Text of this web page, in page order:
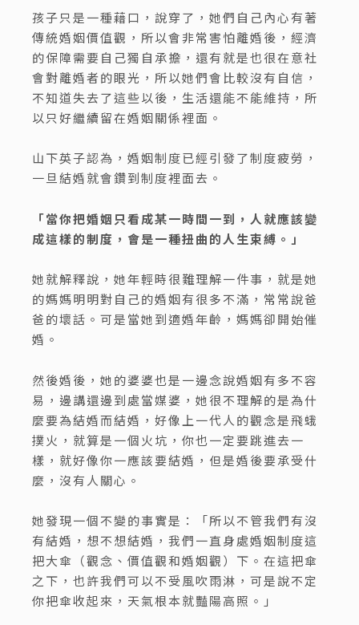
孩子只是一種藉口，說穿了，她們自己內心有著
傳統婚姻價值觀，所以會非常害怕離婚後，經濟
的保障需要自己獨自承擔，還有就是也很在意社
會對離婚者的眼光，所以她們會比較沒有自信，
不知道失去了這些以後，生活還能不能維持，所
以只好繼續留在婚姻關係裡面。
山下英子認為，婚姻制度已經引發了制度疲勞，
一旦結婚就會鑽到制度裡面去。
「當你把婚姻只看成某一時間一到，人就應該變
成這樣的制度，會是一種扭曲的人生束縛。」
她就解釋說，她年輕時很難理解一件事，就是她
的媽媽明明對自己的婚姻有很多不滿，常常說爸
爸的壞話。可是當她到適婚年齡，媽媽卻開始催
婚。
然後婚後，她的婆婆也是一邊念說婚姻有多不容
易，邊講還邊到處當媒婆，她很不理解的是為什
麼要為結婚而結婚，好像上一代人的觀念是飛蛾
撲火，就算是一個火坑，你也一定要跳進去一
樣，就好像你一應該要結婚，但是婚後要承受什
麼，沒有人關心。
她發現一個不變的事實是：「所以不管我們有沒
有結婚，想不想結婚，我們一直身處婚姻制度這
把大傘（觀念、價值觀和婚姻觀）下。在這把傘
之下，也許我們可以不受風吹雨淋，可是說不定
你把傘收起來，天氣根本就豔陽高照。」